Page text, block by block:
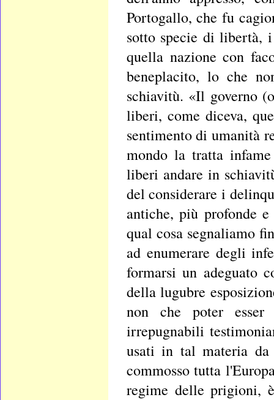
Portogallo, che fu
sotto specie di libertà,
quella nazione con
beneplacito, lo che
schiavitù. «Il governo
liberi, come diceva,
sentimento di umanità
mondo la tratta
liberi andare in
del considerare i
antiche, più profonde
qual cosa segnaliamo
ad enumerare degli
formarsi un adeguato
della lugubre
non che poter
irrepugnabili
usati in tal materia
commosso tutta
regime delle prigioni,